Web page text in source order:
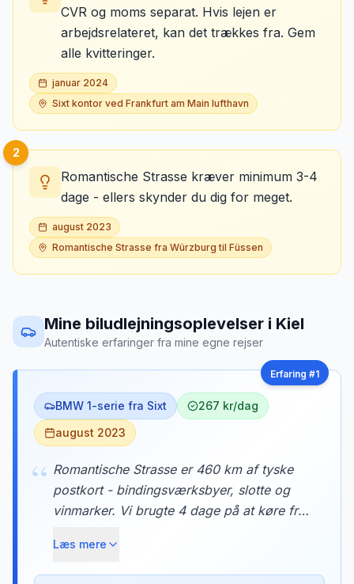
CVR og moms separat. Hvis lejen er
arbejdsrelateret, kan det trækkes fra. Gem
alle kvitteringer.
januar 2024
Sixt kontor ved Frankfurt am Main lufthavn
2
Romantische Strasse kræver minimum 3-4
dage - ellers skynder du dig for meget.
august 2023
Romantische Strasse fra Würzburg til Füssen
Mine biludlejningsoplevelser i Kiel
Autentiske erfaringer fra mine egne rejser
Erfaring #1
BMW 1-serie fra Sixt
267 kr/dag
august 2023
“ Romantische Strasse er 460 km af tyske
postkort - bindingsværksbyer, slotte og
vinmarker. Vi brugte 4 dage på at køre fra
overnatninger i Rothenburg ob der Tauber
og Dinkelsbühl. Hver landsby var som at
Læs mere